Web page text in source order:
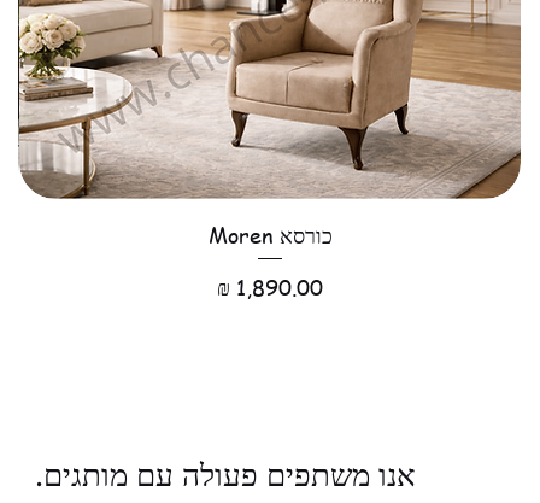
כורסא Moren
מחיר
.אנו משתפים פעולה עם מותגים